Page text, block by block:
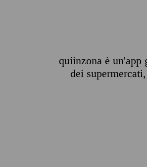
quiinzona è un'app
dei